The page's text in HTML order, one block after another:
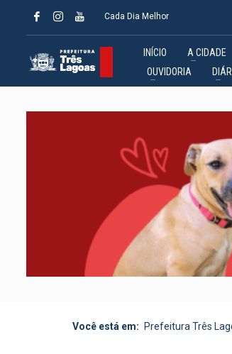
Cada Dia Melhor
INÍCIO A CIDADE
OUVIDORIA
Você está em: Prefeitura Três